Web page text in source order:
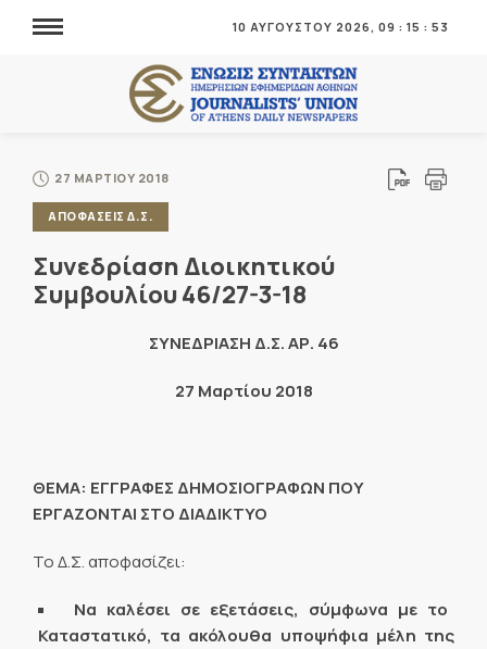
10 ΑΥΓΟΥΣΤΟΥ 2026, 09 : 15 : 53
27 ΜΑΡΤΙΟΥ 2018
ΑΠΟΦΑΣΕΙΣ Δ.Σ.
Συνεδρίαση Διοικητικού
Συμβουλίου 46/27-3-18
ΣΥΝΕΔΡΙΑΣΗ Δ.Σ. ΑΡ. 46
27 Μαρτίου 2018
ΘΕΜΑ: ΕΓΓΡΑΦΕΣ ΔΗΜΟΣΙΟΓΡΑΦΩΝ ΠΟΥ
ΕΡΓΑΖΟΝΤΑΙ ΣΤΟ ΔΙΑΔΙΚΤΥΟ
Το Δ.Σ. αποφασίζει:
Να καλέσει σε εξετάσεις, σύμφωνα με το
Καταστατικό, τα ακόλουθα υποψήφια μέλη της